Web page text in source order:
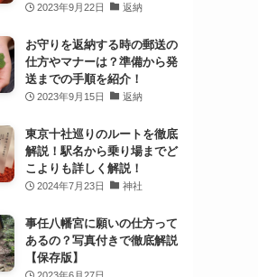
2023年9月22日 返納
お守りを返納する時の郵送の
仕方やマナーは？準備から発
送までの手順を紹介！
2023年9月15日 返納
東京十社巡りのルートを徹底
解説！駅名から乗り場までど
こよりも詳しく解説！
2024年7月23日 神社
事任八幡宮に願いの仕方って
あるの？写真付きで徹底解説
【保存版】